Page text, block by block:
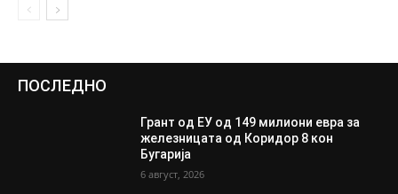
ПОСЛЕДНО
Грант од ЕУ од 149 милиони евра за
железницата од Коридор 8 кон
Бугарија
6 август, 2026